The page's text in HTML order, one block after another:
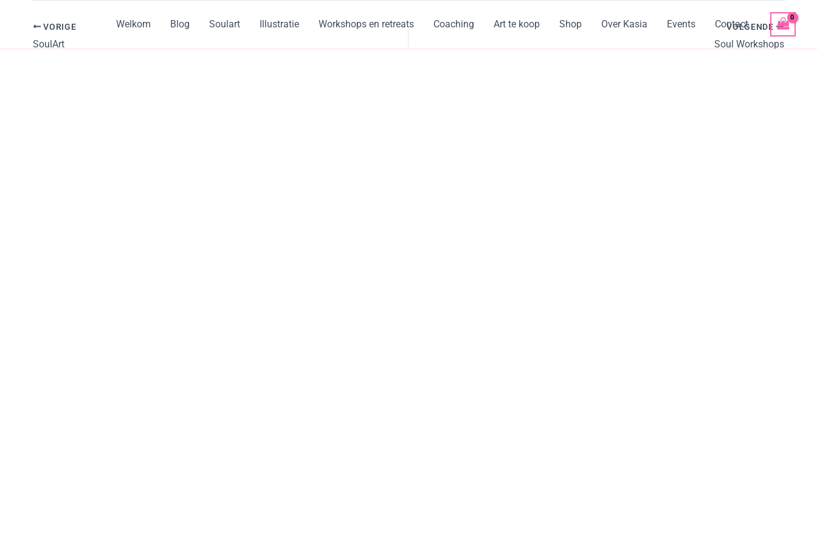
Welkom Blog Soulart Illustratie Workshops en retreats Coaching Art te koop Shop Over Kasia Events Contact
VORIGE
SoulArt
VOLGENDE
Soul Workshops